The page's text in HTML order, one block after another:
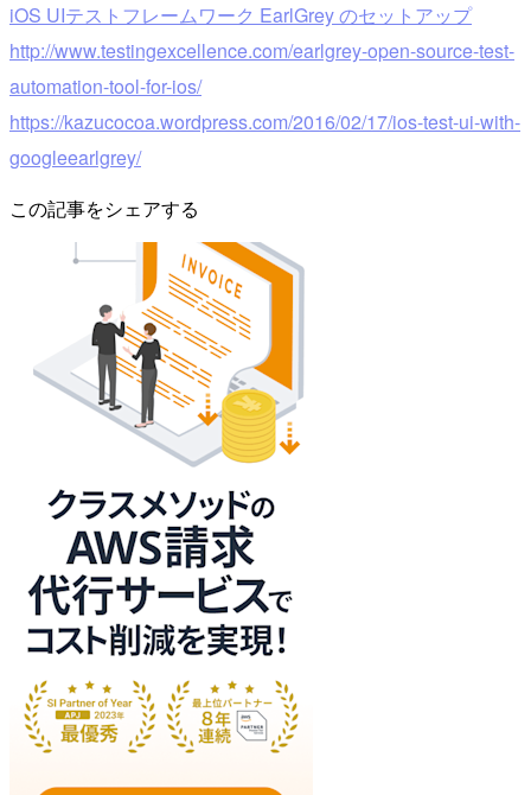
iOS UIテストフレームワーク EarlGrey のセットアップ
http://www.testingexcellence.com/earlgrey-open-source-test-
automation-tool-for-ios/
https://kazucocoa.wordpress.com/2016/02/17/ios-test-ui-with-
googleearlgrey/
この記事をシェアする